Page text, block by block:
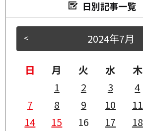
日別記事一覧
< 2024年7月
日 月 火 水 木
1
2 3 4
7
8 9 10 11
14
15 16 17 18